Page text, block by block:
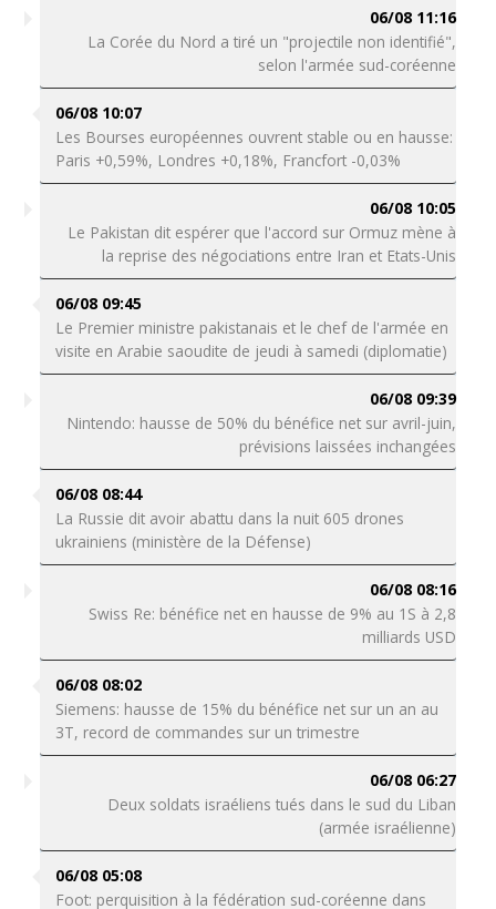
06/08 11:16
La Corée du Nord a tiré un "projectile non identifié",
selon l'armée sud-coréenne
06/08 10:07
Les Bourses européennes ouvrent stable ou en hausse:
Paris +0,59%, Londres +0,18%, Francfort -0,03%
06/08 10:05
Le Pakistan dit espérer que l'accord sur Ormuz mène à
la reprise des négociations entre Iran et Etats-Unis
06/08 09:45
Le Premier ministre pakistanais et le chef de l'armée en
visite en Arabie saoudite de jeudi à samedi (diplomatie)
06/08 09:39
Nintendo: hausse de 50% du bénéfice net sur avril-juin,
prévisions laissées inchangées
06/08 08:44
La Russie dit avoir abattu dans la nuit 605 drones
ukrainiens (ministère de la Défense)
06/08 08:16
Swiss Re: bénéfice net en hausse de 9% au 1S à 2,8
milliards USD
06/08 08:02
Siemens: hausse de 15% du bénéfice net sur un an au
3T, record de commandes sur un trimestre
06/08 06:27
Deux soldats israéliens tués dans le sud du Liban
(armée israélienne)
06/08 05:08
Foot: perquisition à la fédération sud-coréenne dans